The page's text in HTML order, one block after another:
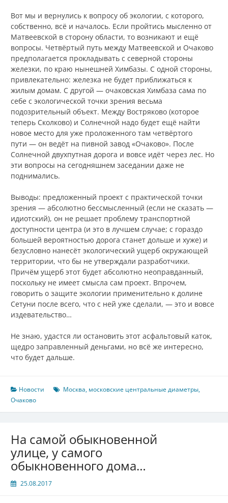
Вот мы и вернулись к вопросу об экологии, с которого,
собственно, всё и началось. Если пройтись мысленно от
Матвеевской в сторону области, то возникают и ещё
вопросы. Четвёртый путь между Матвеевской и Очаково
предполагается прокладывать с северной стороны
железки, по краю нынешней Химбазы. С одной стороны,
привлекательно: железка не будет приближаться к
жилым домам. С другой — очаковская Химбаза сама по
себе с экологической точки зрения весьма
подозрительный объект. Между Востряково (которое
теперь Сколково) и Солнечной надо будет ещё найти
новое место для уже проложенного там четвёртого
пути — он ведёт на пивной завод «Очаково». После
Солнечной двухпутная дорога и вовсе идёт через лес. Но
эти вопросы на сегодняшнем заседании даже не
поднимались.
Выводы: предложенный проект с практической точки
зрения — абсолютно бессмысленный (если не сказать —
идиотский), он не решает проблему транспортной
доступности центра (и это в лучшем случае; с гораздо
большей вероятностью дорога станет дольше и хуже) и
безусловно нанесёт экологический ущерб окружающей
территории, что бы не утверждали разработчики.
Причём ущерб этот будет абсолютно неоправданный,
поскольку не имеет смысла сам проект. Впрочем,
говорить о защите экологии применительно к долине
Сетуни после всего, что с ней уже сделали, — это и вовсе
издевательство…
Не знаю, удастся ли остановить этот асфальтовый каток,
щедро заправленный деньгами, но всё же интересно,
что будет дальше.
Новости Москва, московские центральные диаметры,
Очаково
На самой обыкновенной
улице, у самого
обыкновенного дома…
25.08.2017